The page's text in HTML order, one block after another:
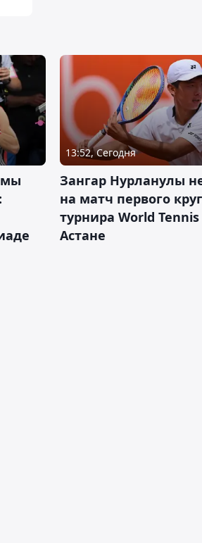
мы
13:52, Сегодня
Зангар Нурланулы
на матч первого
турнира World Tennis
Астане